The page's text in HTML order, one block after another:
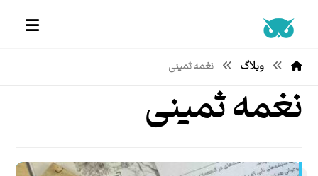
وبلاگ نغمه ثمینی
نغمه ثمینی